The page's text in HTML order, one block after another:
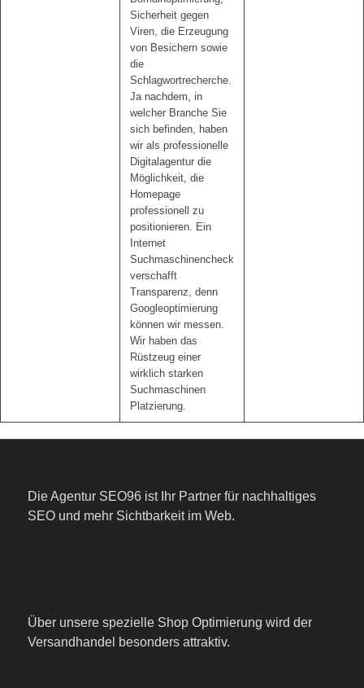
Sicherheit gegen
Viren, die Erzeugung
von Besichern sowie
die
Schlagwortrecherche.
Ja nachdem, in
welcher Branche Sie
sich befinden, haben
wir als professionelle
Digitalagentur die
Möglichkeit, die
Homepage
professionell zu
positionieren. Ein
Internet
Suchmaschinencheck
verschafft
Transparenz, denn
Googleoptimierung
können wir messen.
Wir haben das
Rüstzeug einer
wirklich starken
Suchmaschinen
Platzierung.
Die Agentur SEO96 ist Ihr Partner für nachhaltiges
SEO und mehr Sichtbarkeit im Web.
Über unsere spezielle Shop Optimierung wird der
Versandhandel besonders attraktiv.